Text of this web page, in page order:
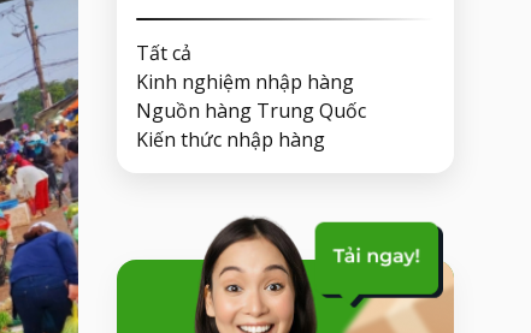
Tất cả
Kinh nghiệm nhập hàng
Nguồn hàng Trung Quốc
Kiến thức nhập hàng